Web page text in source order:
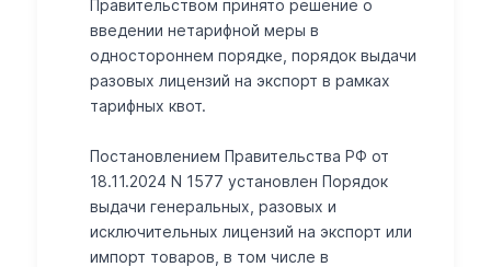
Правительством принято решение о
введении нетарифной меры в
одностороннем порядке, порядок выдачи
разовых лицензий на экспорт в рамках
тарифных квот.
Постановлением Правительства РФ от
18.11.2024 N 1577 установлен Порядок
выдачи генеральных, разовых и
исключительных лицензий на экспорт или
импорт товаров, в том числе в